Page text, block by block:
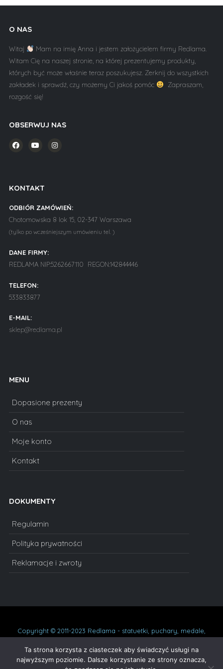
O NAS
Witaj
Mam na imię Anna i jestem założycielem firmy Redlama.
Witam Cię na naszej stronie, na której prezentujemy produkty,
których być może właśnie teraz poszukujesz. Zerknij do wszystkich
zakładek i sprawdź, czy możemy Ci jakoś pomóc
Zapraszam,
rozgość się!
OBSERWUJ NAS
KONTAKT
ODBIÓR ZAMÓWIEŃ:
Chotomowska 8 lok 15, 02-347 Warszawa
(tylko po wcześniejszym umówieniu tel. )
DANE FIRMY:
REDLAMA NIP:5262667110 REGON:142844446
TELEFON:
533833877
E-MAIL:
sklep@redlama.pl
MENU
Dopasione prezenty
O nas
Moje konto
Kontakt
DOKUMENTY
Regulamin
Polityka prywatności
Reklamacje i zwroty
Copyright © 2011-2023 Redlama - statuetki, puchary, medale,
dyplomy, statuetki szklane, prezenty na urodziny, podziękowania,
oskary. Wszelkie prawa zastrzeżone.
Ta strona korzysta z ciasteczek aby świadczyć usługi na
najwyższym poziomie. Dalsze korzystanie ze strony oznacza,